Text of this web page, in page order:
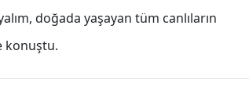
doğada yaşayan tüm canlıların
konuştu.